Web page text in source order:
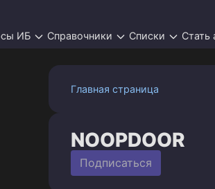
ИБ Справочники Списки Стать
Главная страница
NOOPDOOR
Подписаться